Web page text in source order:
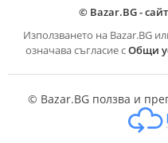
© Bazar.BG -
Използването на Bazar.BG
означава съгласие сОбщи
© Bazar.BG ползва и